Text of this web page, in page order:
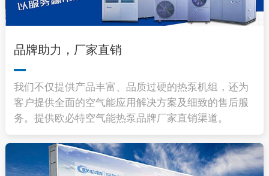
品牌助力，厂家直销
我们不仅提供产品丰富、品质过硬的热泵机组，还为
客户提供全面的空气能应用解决方案及细致的售后服
务。提供欧必特空气能热泵品牌厂家直销渠道。